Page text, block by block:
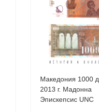
Македония 1000
2013 г. Мадонна
Эпискепсис UNC